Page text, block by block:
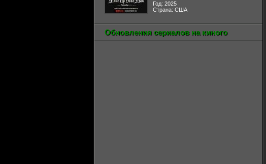
Год: 2025
Страна: США
Обновления сериалов на киного